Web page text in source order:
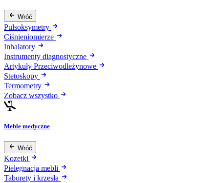
Wróć
Pulsoksymetry
Ciśnieniomierze
Inhalatory
Instrumenty diagnostyczne
Artykuły Przeciwodleżynowe
Stetoskopy
Termometry
Zobacz wszystko
Meble medyczne
Wróć
Kozetki
Pielęgnacja mebli
Taborety i krzesła